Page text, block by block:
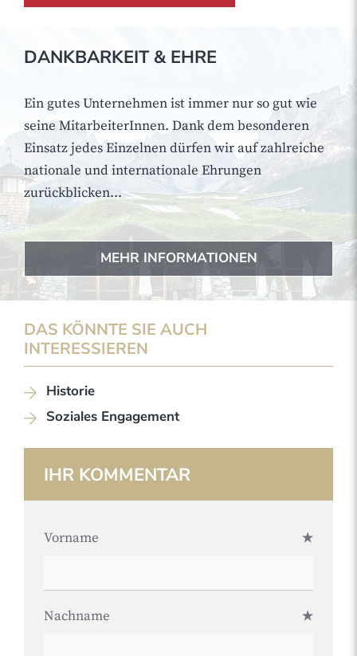
DANKBARKEIT & EHRE
Ein gutes Unternehmen ist immer nur so gut wie
seine MitarbeiterInnen. Dank dem besonderen
Einsatz jedes Einzelnen dürfen wir auf zahlreiche
nationale und internationale Ehrungen
zurückblicken...
MEHR INFORMATIONEN
DAS KÖNNTE SIE AUCH
INTERESSIEREN
Historie
Soziales Engagement
IHR KOMMENTAR
Vorname
Nachname